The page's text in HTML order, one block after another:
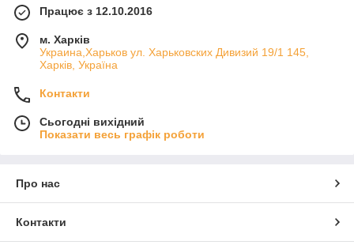
Працює з 12.10.2016
м. Харків
Украина,Харьков ул. Харьковских Дивизий 19/1 145,
Харків, Україна
Контакти
Сьогодні вихідний
Показати весь графік роботи
Про нас
Контакти